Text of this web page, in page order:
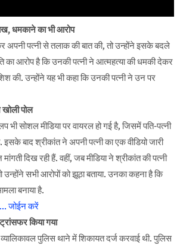
धमकाने का भी आरोप
अपनी पत्नी से तलाक की बात की, तो उन्होंने इसके बदले
का आरोप है कि उनकी पत्नी ने आत्महत्या की धमकी देकर
की. उन्होंने यह भी कहा कि उनकी पत्नी ने उन पर
पोल
भी सोशल मीडिया पर वायरल हो गई है, जिसमें पति-पत्नी
इसके बाद श्रीकांत ने अपनी पत्नी का एक वीडियो जारी
दिख रही हैं. वहीं, जब मीडिया ने श्रीकांत की पत्नी
उन्होंने सभी आरोपों को झूठा बताया. उनका कहना है कि
बनाया है.
जोईन करें
किया गया
पुलिस थाने में शिकायत दर्ज करवाई थी. पुलिस